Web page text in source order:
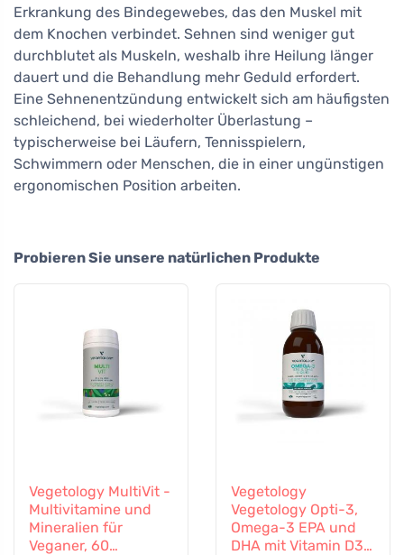
Erkrankung des Bindegewebes, das den Muskel mit
dem Knochen verbindet. Sehnen sind weniger gut
durchblutet als Muskeln, weshalb ihre Heilung länger
dauert und die Behandlung mehr Geduld erfordert.
Eine Sehnenentzündung entwickelt sich am häufigsten
schleichend, bei wiederholter Überlastung –
typischerweise bei Läufern, Tennisspielern,
Schwimmern oder Menschen, die in einer ungünstigen
ergonomischen Position arbeiten.
Probieren Sie unsere natürlichen Produkte
Vegetology MultiVit -
Multivitamine und
Mineralien für
Veganer, 60
Vegetology
Vegetology Opti-3,
Omega-3 EPA und
DHA mit Vitamin D3,